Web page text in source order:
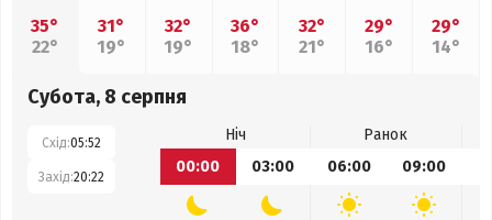
35°
22°
31°
19°
32°
19°
36°
18°
32°
21°
29°
16°
29°
14°
Субота, 8 серпня
Схід:05:52
Захід:20:22
Ніч
Ранок
00:00
03:00 06:00 09:00